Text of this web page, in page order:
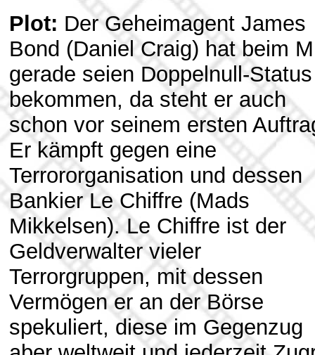
Plot: Der Geheimagent James
Bond (Daniel Craig) hat beim
gerade seien Doppelnull-Status
bekommen, da steht er auch
schon vor seinem ersten
Er kämpft gegen eine
Terrororganisation und dessen
Bankier Le Chiffre (Mads
Mikkelsen). Le Chiffre ist der
Geldverwalter vieler
Terrorgruppen, mit dessen
Vermögen er an der Börse
spekuliert, diese im Gegenzug